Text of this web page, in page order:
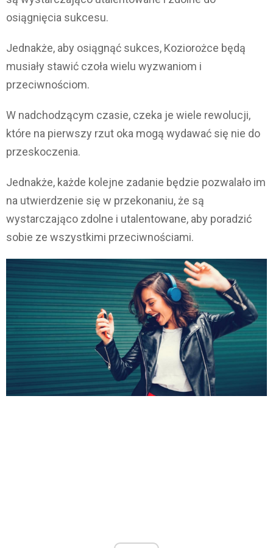
osiągnięcia sukcesu.
Jednakże, aby osiągnąć sukces, Koziorożce będą
musiały stawić czoła wielu wyzwaniom i
przeciwnościom.
W nadchodzącym czasie, czeka je wiele rewolucji,
które na pierwszy rzut oka mogą wydawać się nie do
przeskoczenia.
Jednakże, każde kolejne zadanie będzie pozwalało im
na utwierdzenie się w przekonaniu, że są
wystarczająco zdolne i utalentowane, aby poradzić
sobie ze wszystkimi przeciwnościami.